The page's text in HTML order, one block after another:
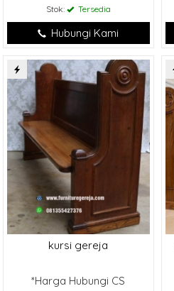
Stok: Tersedia
Hubungi Kami
kursi gereja
*Harga Hubungi CS